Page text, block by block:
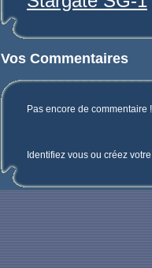
Vos Commentaires
Pas encore de commentaire
Identifiez vous ou créez